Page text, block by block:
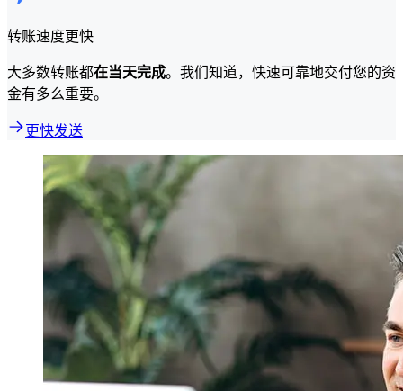
转账速度更快
大多数转账都在当天完成。我们知道，快速可靠地交付您的资
金有多么重要。
更快发送